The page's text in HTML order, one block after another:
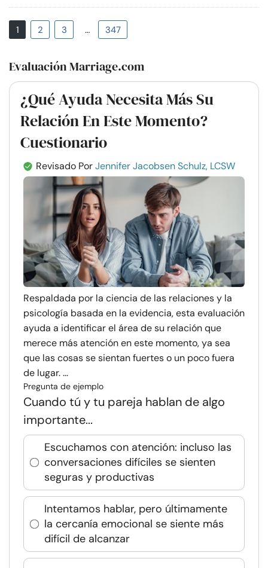
1 2 3 … 347
Evaluación Marriage.com
¿Qué Ayuda Necesita Más Su
Relación En Este Momento?
Cuestionario
Revisado PorJennifer Jacobsen Schulz, LCSW
Respaldada por la ciencia de las relaciones y la
psicología basada en la evidencia, esta evaluación
ayuda a identificar el área de su relación que
merece más atención en este momento, ya sea
que las cosas se sientan fuertes o un poco fuera
de lugar. ...
Pregunta de ejemplo
Cuando tú y tu pareja hablan de algo
importante...
Escuchamos con atención: incluso las
conversaciones difíciles se sienten
seguras y productivas
Intentamos hablar, pero últimamente
la cercanía emocional se siente más
difícil de alcanzar